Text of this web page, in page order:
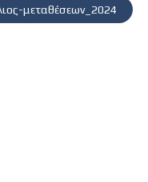
μεταθέσεων_2024